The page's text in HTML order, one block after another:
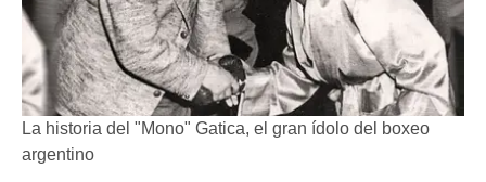
La historia del "Mono" Gatica, el gran ídolo del boxeo
argentino